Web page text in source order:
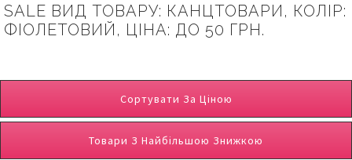
SALE ВИД ТОВАРУ: КАНЦТОВАРИ, КОЛІР:
ФІОЛЕТОВИЙ, ЦІНА: ДО 50 ГРН.
Сортувати За Ціною
Товари З Найбільшою Знижкою